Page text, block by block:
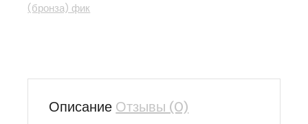
(бронза) фик
Описание Отзывы (0)